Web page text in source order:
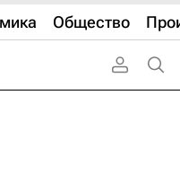
Общество